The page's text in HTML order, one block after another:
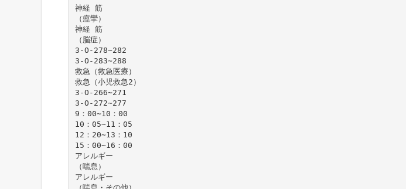
神経 筋
（痙攣）
神経 筋
（脳症）
3-O-278∼282
3-O-283∼288
救急（救急医療）
救急（小児救急2）
3-O-266∼271
3-O-272∼277
9：00∼10：00
10：05∼11：05
12：20∼13：10
15：00∼16：00
アレルギー
（喘息）
アレルギー
（喘息・その他）